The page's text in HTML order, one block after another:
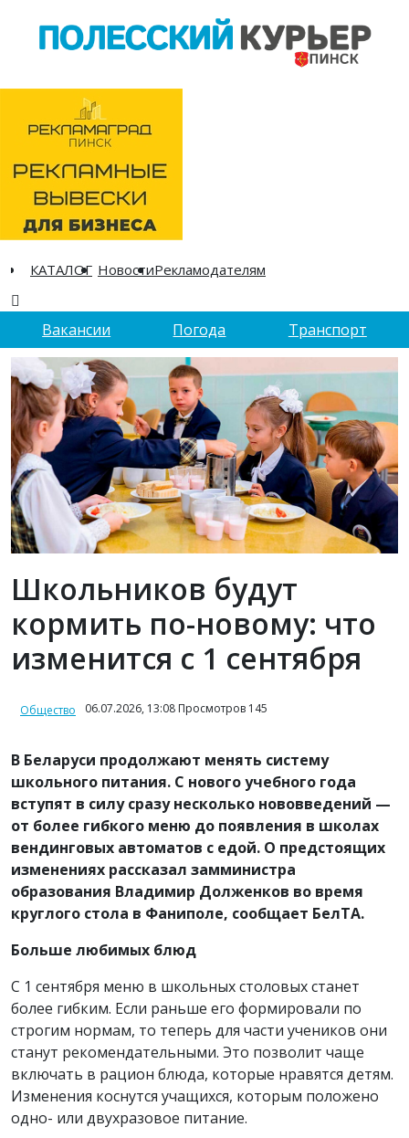
КАТАЛОГ НовостиРекламодателям
Вакансии Погода Транспорт
Школьников будут
кормить по-новому: что
изменится с 1 сентября
Общество 06.07.2026, 13:08 Просмотров 145
В Беларуси продолжают менять систему
школьного питания. С нового учебного года
вступят в силу сразу несколько нововведений —
от более гибкого меню до появления в школах
вендинговых автоматов с едой. О предстоящих
изменениях рассказал замминистра
образования Владимир Долженков во время
круглого стола в Фаниполе, сообщает БелТА.
Больше любимых блюд
С 1 сентября меню в школьных столовых станет
более гибким. Если раньше его формировали по
строгим нормам, то теперь для части учеников они
станут рекомендательными. Это позволит чаще
включать в рацион блюда, которые нравятся детям.
Изменения коснутся учащихся, которым положено
одно- или двухразовое питание.